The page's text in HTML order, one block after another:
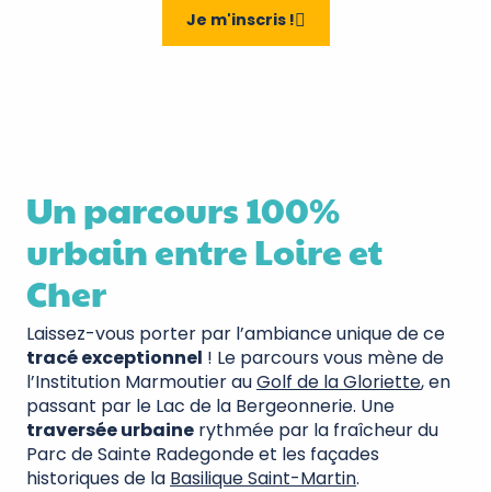
Je m'inscris !
Un parcours 100%
urbain entre Loire et
Cher
Laissez-vous porter par l’ambiance unique de ce
tracé exceptionnel ! Le parcours vous mène de
l’Institution Marmoutier auGolf de la Gloriette, en
passant par le Lac de la Bergeonnerie. Une
traversée urbaine rythmée par la fraîcheur du
Parc de Sainte Radegonde et les façades
historiques de la Basilique Saint-Martin.